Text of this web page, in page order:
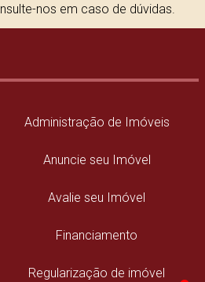
nos em caso de dúvidas.
Administração de Imóveis
Anuncie seu Imóvel
Avalie seu Imóvel
Financiamento
Regularização de imóvel